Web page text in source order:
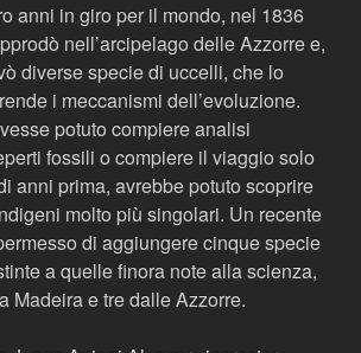
anni in giro per il mondo, nel 1836
nell’arcipelago delle Azzorre e,
diverse specie di uccelli, che lo
i meccanismi dell’evoluzione.
potuto compiere analisi
fossili o compiere il viaggio solo
anni prima, avrebbe potuto scoprire
molto più singolari. Un recente
di aggiungere cinque specie
a quelle finora note alla scienza,
Madeira e tre dalle Azzorre.